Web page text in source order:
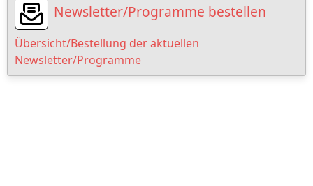
Newsletter/Programme bestellen
Übersicht/Bestellung der aktuellen
Newsletter/Programme